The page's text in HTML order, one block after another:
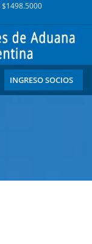
$1498.5000
INGRESO SOCIOS